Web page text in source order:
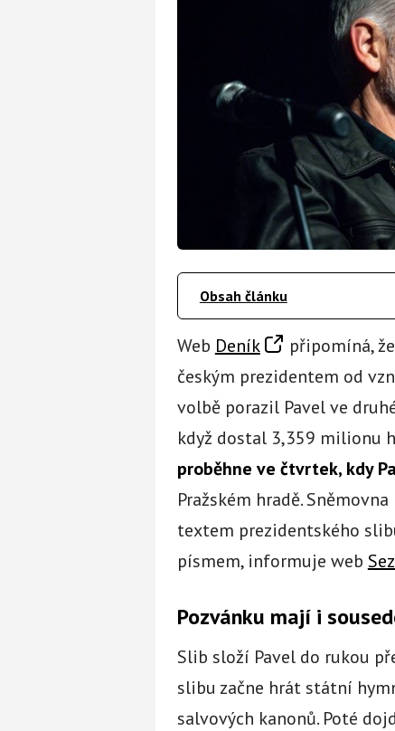
Obsah článku
Web Deník
připomíná,
českým prezidentem od
volbě porazil Pavel ve
když dostal 3,359 milionu
proběhne ve čtvrtek, kdy
Pražském hradě.
textem prezidentského
písmem, informuje web
Pozvánku mají i
Slib složí Pavel do rukou
slibu začne hrát státní
salvových kanonů. Poté